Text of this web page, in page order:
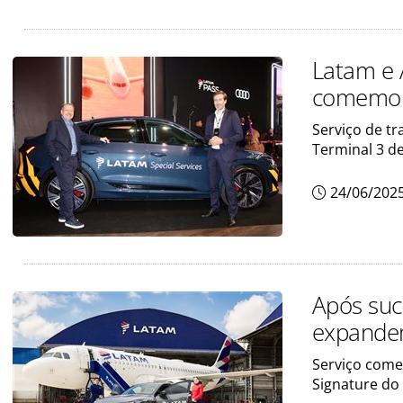
Latam e
Serviço de
Terminal 3
24/06/
Após
Serviço
Signature do